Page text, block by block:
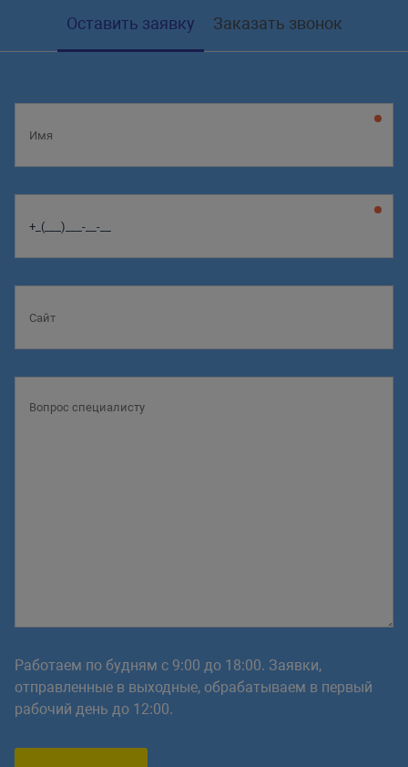
Оставить заявку Заказать звонок
Работаем по будням с 9:00 до 18:00. Заявки,
отправленные в выходные, обрабатываем в первый
рабочий день до 12:00.